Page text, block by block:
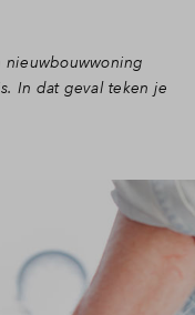
nieuwbouwwoning
In dat geval teken je